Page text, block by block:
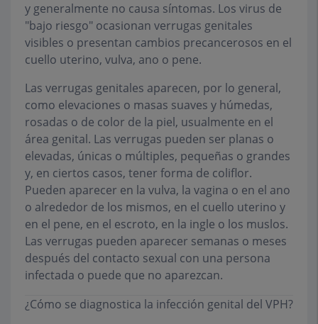
y generalmente no causa síntomas. Los virus de
"bajo riesgo" ocasionan verrugas genitales
visibles o presentan cambios precancerosos en el
cuello uterino, vulva, ano o pene.
Las verrugas genitales aparecen, por lo general,
como elevaciones o masas suaves y húmedas,
rosadas o de color de la piel, usualmente en el
área genital. Las verrugas pueden ser planas o
elevadas, únicas o múltiples, pequeñas o grandes
y, en ciertos casos, tener forma de coliflor.
Pueden aparecer en la vulva, la vagina o en el ano
o alrededor de los mismos, en el cuello uterino y
en el pene, en el escroto, en la ingle o los muslos.
Las verrugas pueden aparecer semanas o meses
después del contacto sexual con una persona
infectada o puede que no aparezcan.
¿Cómo se diagnostica la infección genital del VPH?